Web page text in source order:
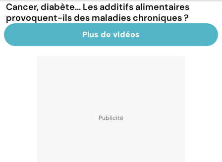
Cancer, diabète... Les additifs alimentaires
provoquent-ils des maladies chroniques ?
Plus de vidéos